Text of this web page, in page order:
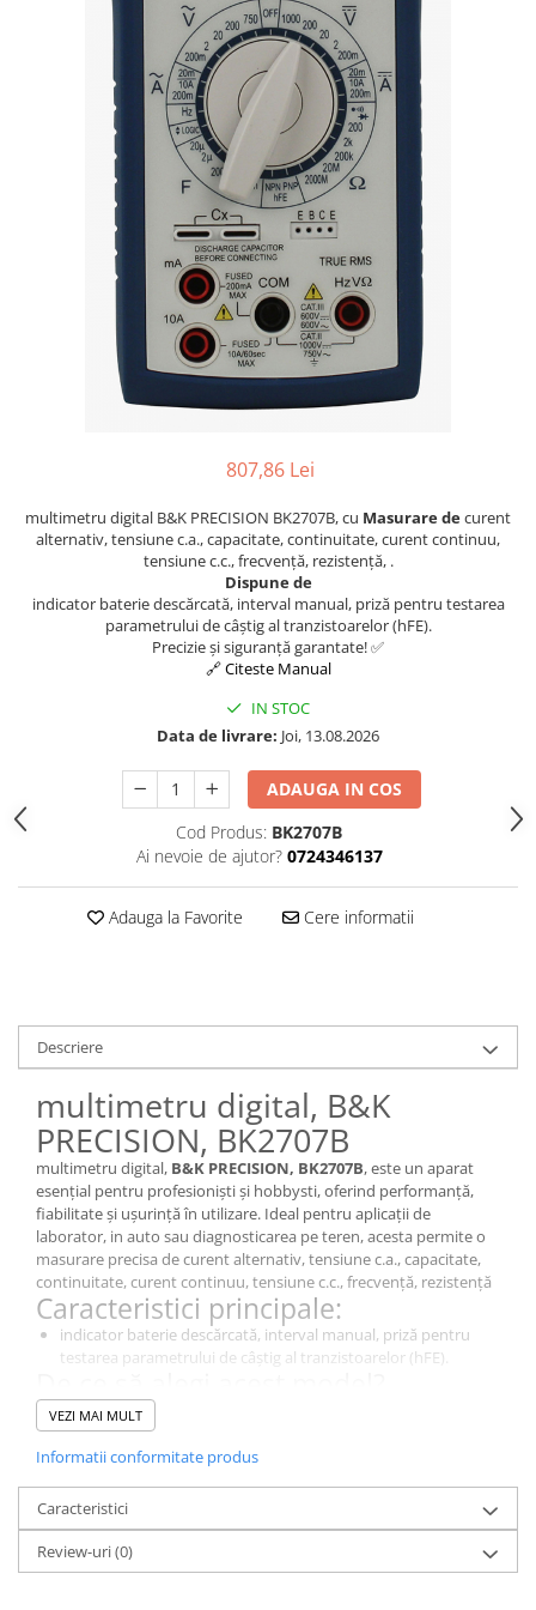
807,86 Lei
multimetru digital B&K PRECISION BK2707B, cu Masurare decurent
alternativ, tensiune c.a., capacitate, continuitate, curent continuu,
tensiune c.c., frecvență, rezistență, .
Dispune de
indicator baterie descărcată, interval manual, priză pentru testarea
parametrului de câștig al tranzistoarelor (hFE).
Precizie și siguranță garantate! ✅
🔗 Citeste Manual
IN STOC
Data de livrare: Joi, 13.08.2026
ADAUGA IN COS
Cod Produs: BK2707B
Ai nevoie de ajutor? 0724346137
Adauga la Favorite Cere informatii
Descriere
multimetru digital, B&K
PRECISION, BK2707B
multimetru digital, B&K PRECISION, BK2707B, este un aparat
esențial pentru profesioniști și hobbysti, oferind performanță,
fiabilitate și ușurință în utilizare. Ideal pentru aplicații de
laborator, in auto sau diagnosticarea pe teren, acesta permite o
masurare precisa de curent alternativ, tensiune c.a., capacitate,
continuitate, curent continuu, tensiune c.c., frecvență, rezistență
Caracteristici principale:
indicator baterie descărcată, interval manual, priză pentru
testarea parametrului de câștig al tranzistoarelor (hFE).
Este un instrument de diagnosticare esențial pentru măsurători
precise in domeniul electric si electronic., BK2707B, oferă o
calitate excelentă a masuratorilor pentru aplicații de laborator,
Specificații Tehnice
Caracteristică
VEZI MAI MULT
Informatii conformitate produs
Caracteristici
Review-uri(0)